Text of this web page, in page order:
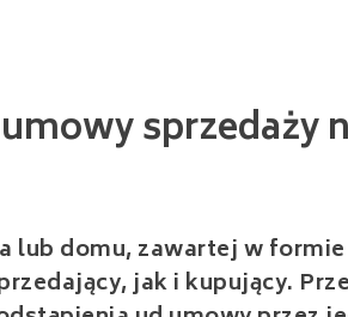
sprzedaży
lub domu, zawartej w
jak i kupujący.